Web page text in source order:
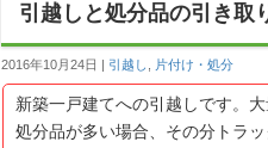
引越しと処分品の引き取
2016年10月24日 引越し 片付け・処分
新築一戸建てへの引越しです。
処分品が多い場合、その分トラ